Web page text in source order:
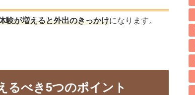
験が増えると外出のきっかけになります。
るべき5つのポイント